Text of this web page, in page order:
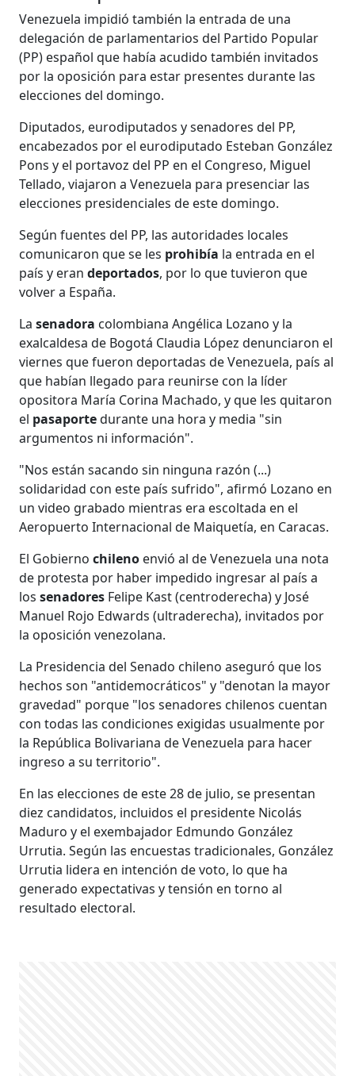
Venezuela impidió también la entrada de una
delegación de parlamentarios del Partido Popular
(PP) español que había acudido también invitados
por la oposición para estar presentes durante las
elecciones del domingo.
Diputados, eurodiputados y senadores del PP,
encabezados por el eurodiputado Esteban González
Pons y el portavoz del PP en el Congreso, Miguel
Tellado, viajaron a Venezuela para presenciar las
elecciones presidenciales de este domingo.
Según fuentes del PP, las autoridades locales
comunicaron que se les prohibía la entrada en el
país y erandeportados, por lo que tuvieron que
volver a España.
Lasenadora colombiana Angélica Lozano y la
exalcaldesa de Bogotá Claudia López denunciaron el
viernes que fueron deportadas de Venezuela, país al
que habían llegado para reunirse con la líder
opositora María Corina Machado, y que les quitaron
el pasaportedurante una hora y media "sin
argumentos ni información".
"Nos están sacando sin ninguna razón (...)
solidaridad con este país sufrido", afirmó Lozano en
un video grabado mientras era escoltada en el
Aeropuerto Internacional de Maiquetía, en Caracas.
El Gobiernochileno envió al de Venezuela una nota
de protesta por haber impedido ingresar al país a
lossenadores Felipe Kast (centroderecha) y José
Manuel Rojo Edwards (ultraderecha), invitados por
la oposición venezolana.
La Presidencia del Senado chileno aseguró que los
hechos son "antidemocráticos" y "denotan la mayor
gravedad" porque "los senadores chilenos cuentan
con todas las condiciones exigidas usualmente por
la República Bolivariana de Venezuela para hacer
ingreso a su territorio".
En las elecciones de este 28 de julio, se presentan
diez candidatos, incluidos el presidente Nicolás
Maduro y el exembajador Edmundo González
Urrutia. Según las encuestas tradicionales, González
Urrutia lidera en intención de voto, lo que ha
generado expectativas y tensión en torno al
resultado electoral.